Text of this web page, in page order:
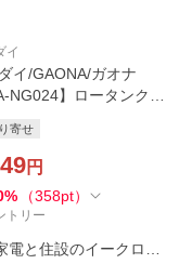
イ
イ/GAONA/ガオナ
NG024】ロータンク排
32ミリ これエエやん
寄せ
円
% （358pt）
トリー
電と住設のイークロー